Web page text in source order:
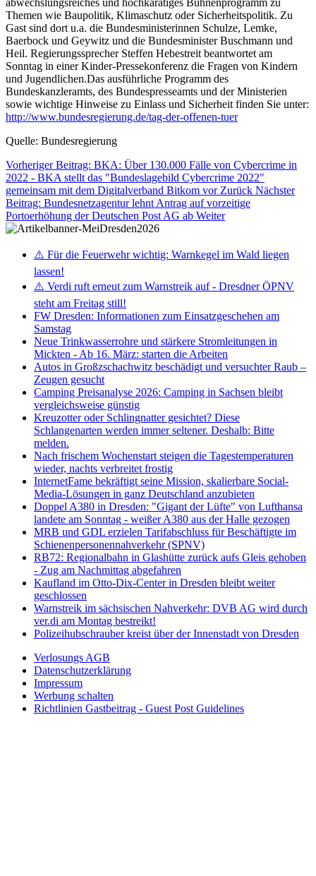
Themen wie Baupolitik, Klimaschutz oder Sicherheitspolitik. Zu
Gast sind dort u.a. die Bundesministerinnen Schulze, Lemke,
Baerbock und Geywitz und die Bundesminister Buschmann und
Heil. Regierungssprecher Steffen Hebestreit beantwortet am
Sonntag in einer Kinder-Pressekonferenz die Fragen von Kindern
und Jugendlichen.Das ausführliche Programm des
Bundeskanzleramts, des Bundespresseamts und der Ministerien
sowie wichtige Hinweise zu Einlass und Sicherheit finden Sie unter:
http://www.bundesregierung.de/tag-der-offenen-tuer
Quelle: Bundesregierung
Vorheriger Beitrag: BKA: Über 130.000 Fälle von Cybercrime in
2022 - BKA stellt das "Bundeslagebild Cybercrime 2022"
gemeinsam mit dem Digitalverband Bitkom vor Zurück Nächster
Beitrag: Bundesnetzagentur lehnt Antrag auf vorzeitige
Portoerhöhung der Deutschen Post AG ab Weiter
⚠️ Für die Feuerwehr wichtig: Warnkegel im Wald liegen
lassen!
⚠️ Verdi ruft erneut zum Warnstreik auf - Dresdner ÖPNV
steht am Freitag still!
FW Dresden: Informationen zum Einsatzgeschehen am
Samstag
Neue Trinkwasserrohre und stärkere Stromleitungen in
Mickten - Ab 16. März: starten die Arbeiten
Autos in Großzschachwitz beschädigt und versuchter Raub –
Zeugen gesucht
Camping Preisanalyse 2026: Camping in Sachsen bleibt
vergleichsweise günstig
Kreuzotter oder Schlingnatter gesichtet? Diese
Schlangenarten werden immer seltener. Deshalb: Bitte
melden.
Nach frischem Wochenstart steigen die Tagestemperaturen
wieder, nachts verbreitet frostig
InternetFame bekräftigt seine Mission, skalierbare Social-
Media-Lösungen in ganz Deutschland anzubieten
Doppel A380 in Dresden: "Gigant der Lüfte" von Lufthansa
landete am Sonntag - weißer A380 aus der Halle gezogen
MRB und GDL erzielen Tarifabschluss für Beschäftigte im
Schienenpersonennahverkehr (SPNV)
RB72: Regionalbahn in Glashütte zurück aufs Gleis gehoben
- Zug am Nachmittag abgefahren
Kaufland im Otto-Dix-Center in Dresden bleibt weiter
geschlossen
Warnstreik im sächsischen Nahverkehr: DVB AG wird durch
ver.di am Montag bestreikt!
Polizeihubschrauber kreist über der Innenstadt von Dresden
Verlosungs AGB
Datenschutzerklärung
Impressum
Werbung schalten
Richtlinien Gastbeitrag - Guest Post Guidelines